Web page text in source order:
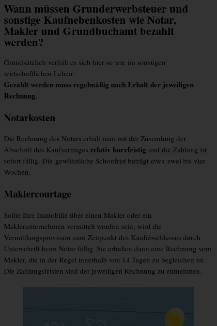
Wann müssen Grunderwerbsteuer und
sonstige Kaufnebenkosten wie Notar,
Makler und Grundbuchamt bezahlt
werden?
Grundsätzlich verhält es sich hier so wie im sonstigen
wirtschaftlichen Leben:
Gezahlt werden muss regelmäßig nach Erhalt der jeweiligen
Rechnung.
Notarkosten
Die Rechnung des Notars erhält man mit der Zusendung der
Abschrift des Kaufvertrages relativ kurzfristig und die Zahlung ist
sofort fällig. Die gewöhnliche Schonfrist beträgt etwa zwei bis vier
Wochen.
Maklercourtage
Sollte Ihre Immobilie über einen Makler oder ein
Maklerunternehmen vermittelt worden sein, wird die
Vermittlungsprovision zum Zeitpunkt des Kaufabschlusses durch
Unterschrift beim Notar fällig. Sie erhalten dann eine Rechnung vom
Makler, die in der Regel innerhalb von 14 Tagen zu begleichen ist.
Die Zahlungsfristen sind der jeweiligen Rechnung zu entnehmen.